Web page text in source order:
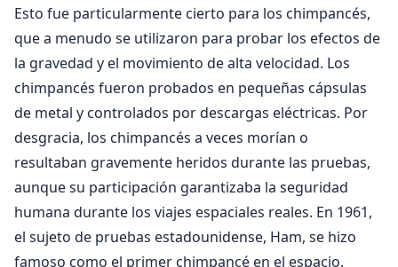
Esto fue particularmente cierto para los chimpancés,
que a menudo se utilizaron para probar los efectos de
la gravedad y el movimiento de alta velocidad. Los
chimpancés fueron probados en pequeñas cápsulas
de metal y controlados por descargas eléctricas. Por
desgracia, los chimpancés a veces morían o
resultaban gravemente heridos durante las pruebas,
aunque su participación garantizaba la seguridad
humana durante los viajes espaciales reales. En 1961,
el sujeto de pruebas estadounidense, Ham, se hizo
famoso como el primer chimpancé en el espacio.